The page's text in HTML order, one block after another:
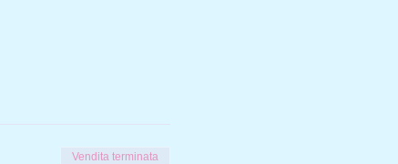
Vendita terminata